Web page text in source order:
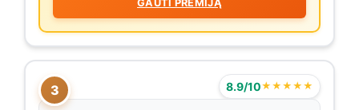
GAUTI PREMIJĄ
3 8.9/10★★★★★